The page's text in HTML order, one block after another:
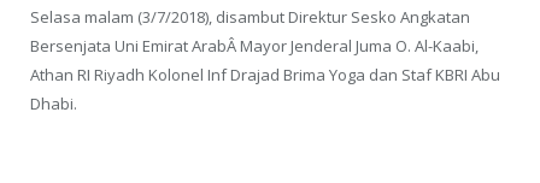
Selasa malam (3/7/2018), disambut Direktur Sesko Angkatan
Bersenjata Uni Emirat ArabÂ Mayor Jenderal Juma O. Al-Kaabi,
Athan RI Riyadh Kolonel Inf Drajad Brima Yoga dan Staf KBRI Abu
Dhabi.